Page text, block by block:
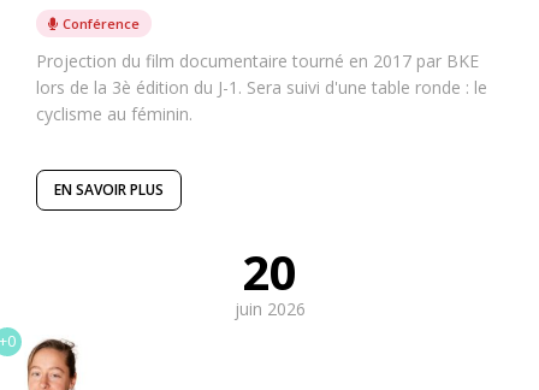
Conférence
Projection du film documentaire tourné en 2017 par BKE
lors de la 3è édition du J-1. Sera suivi d'une table ronde : le
cyclisme au féminin.
EN SAVOIR PLUS
20
juin 2026